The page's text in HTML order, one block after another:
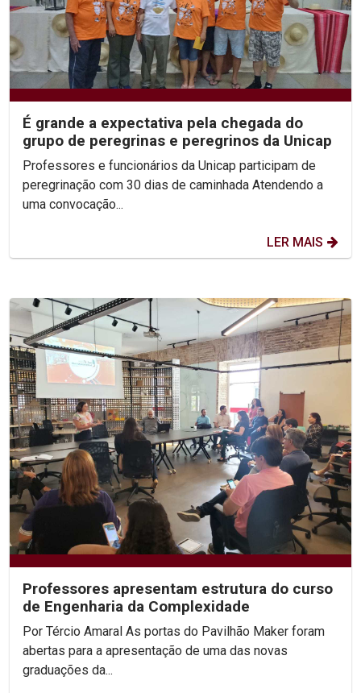
É grande a expectativa pela chegada do
grupo de peregrinas e peregrinos da Unicap
Professores e funcionários da Unicap participam de
peregrinação com 30 dias de caminhada Atendendo a
uma convocação...
LER MAIS
Professores apresentam estrutura do curso
de Engenharia da Complexidade
Por Tércio Amaral As portas do Pavilhão Maker foram
abertas para a apresentação de uma das novas
graduações da...